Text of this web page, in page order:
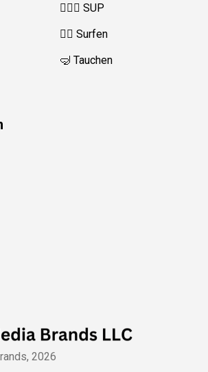
🏄‍♀️🛶 SUP
🏄‍♂️ Surfen
🤿 Tauchen
2026